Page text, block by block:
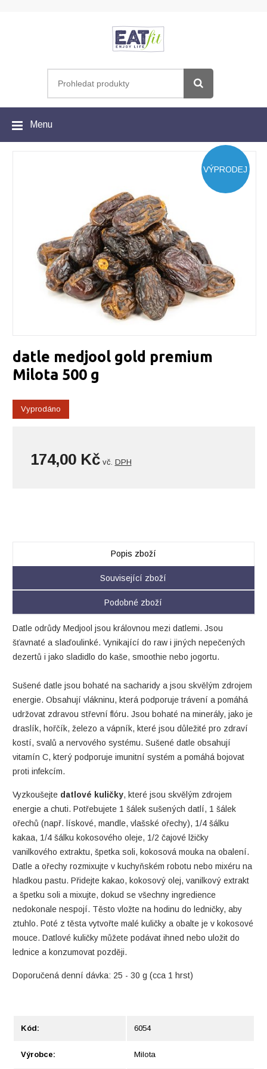
Menu
VÝPRODEJ
datle medjool gold premium
Milota 500 g
Vyprodáno
174,00 Kčvč. DPH
Popis zboží
Související zboží
Podobné zboží
Datle odrůdy Medjool jsou královnou mezi datlemi. Jsou
šťavnaté a slaďoulinké. Vynikající do raw i jiných nepečených
dezertů i jako sladidlo do kaše, smoothie nebo jogortu.
Sušené datle jsou bohaté na sacharidy a jsou skvělým zdrojem
energie. Obsahují vlákninu, která podporuje trávení a pomáhá
udržovat zdravou střevní flóru. Jsou bohaté na minerály, jako je
draslík, hořčík, železo a vápník, které jsou důležité pro zdraví
kostí, svalů a nervového systému. Sušené datle obsahují
vitamín C, který podporuje imunitní systém a pomáhá bojovat
proti infekcím.
Vyzkoušejte datlové kuličky, které jsou skvělým zdrojem
energie a chuti. Potřebujete 1 šálek sušených datlí, 1 šálek
ořechů (např. lískové, mandle, vlašské ořechy), 1/4 šálku
kakaa, 1/4 šálku kokosového oleje, 1/2 čajové lžičky
vanilkového extraktu, špetka soli, kokosová mouka na obalení.
Datle a ořechy rozmixujte v kuchyňském robotu nebo mixéru na
hladkou pastu. Přidejte kakao, kokosový olej, vanilkový extrakt
a špetku soli a mixujte, dokud se všechny ingredience
nedokonale nespojí. Těsto vložte na hodinu do ledničky, aby
ztuhlo. Poté z těsta vytvořte malé kuličky a obalte je v kokosové
mouce. Datlové kuličky můžete podávat ihned nebo uložit do
lednice a konzumovat později.
Doporučená denní dávka: 25 - 30 g (cca 1 hrst)
Kód: 6054
Výrobce: Milota